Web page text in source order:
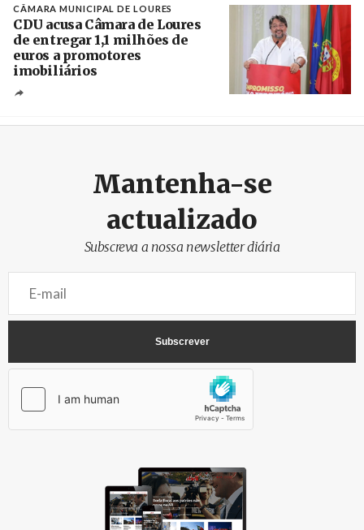
CÂMARA MUNICIPAL DE LOURES
CDU acusa Câmara de Loures
de entregar 1,1 milhões de
euros a promotores
imobiliários
Mantenha-se
actualizado
Subscreva a nossa newsletter diária